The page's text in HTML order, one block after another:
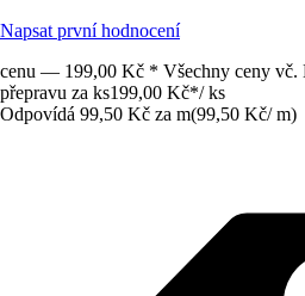
Napsat první hodnocení
cenu — 199,00 Kč * Všechny ceny vč.
přepravu za ks199,00 Kč*/ ks
Odpovídá 99,50 Kč za m(99,50 Kč/ m)